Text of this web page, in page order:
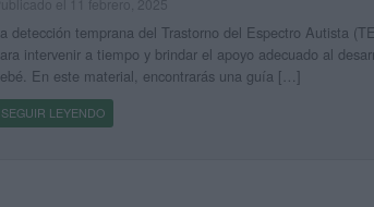
detección temprana del Trastorno del Espectro Autista
intervenir a tiempo y brindar el apoyo adecuado al
En este material, encontrarás una guía […]
SEGUIR LEYENDO